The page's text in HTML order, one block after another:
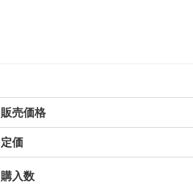
販売価格
定価
購入数